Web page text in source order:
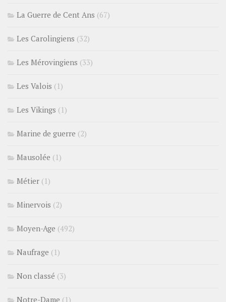
La Guerre de Cent Ans (67)
Les Carolingiens (32)
Les Mérovingiens (33)
Les Valois (1)
Les Vikings (1)
Marine de guerre (2)
Mausolée (1)
Métier (1)
Minervois (2)
Moyen-Age (492)
Naufrage (1)
Non classé (3)
Notre-Dame (1)